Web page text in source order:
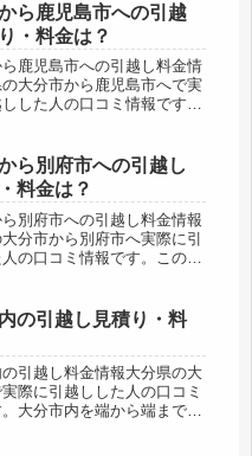
ら鹿児島市への引越
・料金は？
鹿児島市への引越し料金情
大分市から鹿児島市へで実
した人の口コミ情報です。
りますし日数も2日間以上
ましょう。なるべく多く...
ら別府市への引越し
料金は？
別府市への引越し料金情報
分市から別府市へ実際に引
の口コミ情報です。この区
14kmと近場。その日のう
は完了する範囲です。な
の引越し見積り・料
引越し料金情報大分県の大
際に引越しした人の口コミ
大分市内を端から端まで移